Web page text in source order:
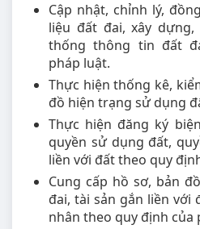
Cập nhật, chỉnh lý,
liệu đất đai, xây
thống thông tin đất
pháp luật.
Thực hiện thống kê,
đồ hiện trạng sử dụng
Thực hiện đăng ký
quyền sử dụng đất,
liền với đất theo quy
Cung cấp hồ sơ, bản
đai, tài sản gắn liền với
nhân theo quy định của